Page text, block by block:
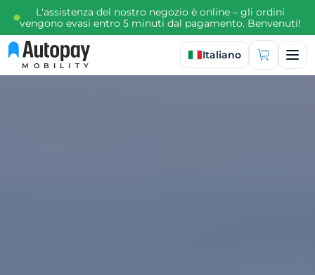
L'assistenza del nostro negozio è online – gli ordini
vengono evasi entro 5 minuti dal pagamento. Benvenuti!
MOBILITY
Seleziona lingua
Italiano